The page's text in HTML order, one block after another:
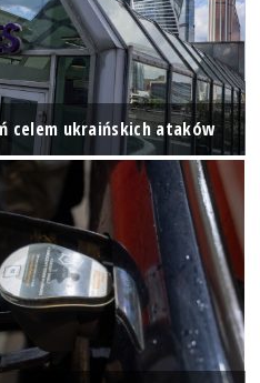
celem ukraińskich ataków